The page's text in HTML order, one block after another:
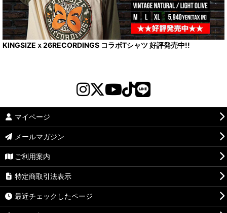
KINGSIZEｘ26RECORDINGS コラボTシャツ 好評発売中!!
マイページ
メールマガジン
ご利用案内
特定商取引法表示
最近チェックしたページ